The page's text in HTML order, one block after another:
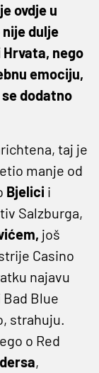
ovdje u
dulje
nego
emociju,
dodatno
taj je
manje od
Bjelici i
Salzburga,
još
Casino
najavu
Blue
strahuju.
o Red
,